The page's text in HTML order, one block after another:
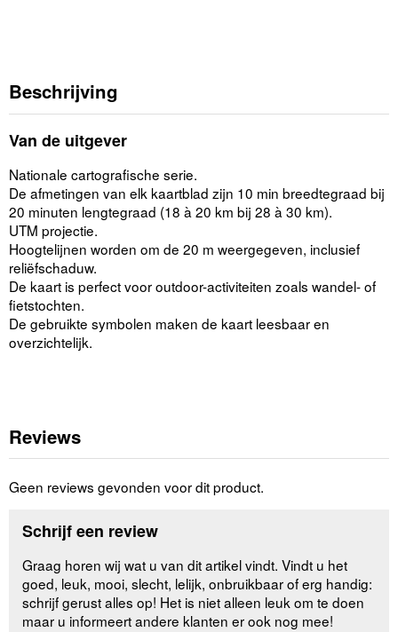
Beschrijving
Van de uitgever
Nationale cartografische serie.
De afmetingen van elk kaartblad zijn 10 min breedtegraad bij
20 minuten lengtegraad (18 à 20 km bij 28 à 30 km).
UTM projectie.
Hoogtelijnen worden om de 20 m weergegeven, inclusief
reliëfschaduw.
De kaart is perfect voor outdoor-activiteiten zoals wandel- of
fietstochten.
De gebruikte symbolen maken de kaart leesbaar en
overzichtelijk.
Reviews
Geen reviews gevonden voor dit product.
Schrijf een review
Graag horen wij wat u van dit artikel vindt. Vindt u het
goed, leuk, mooi, slecht, lelijk, onbruikbaar of erg handig:
schrijf gerust alles op! Het is niet alleen leuk om te doen
maar u informeert andere klanten er ook nog mee!